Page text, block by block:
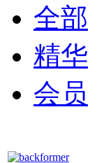
全部
精华
会员